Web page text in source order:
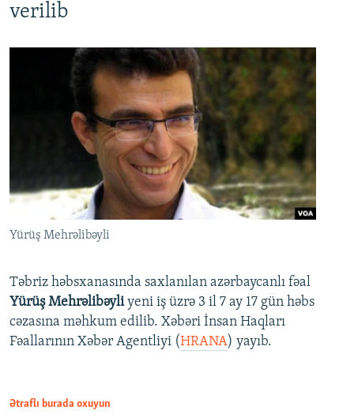
verilib
Yürüş Mehrəlibəyli
Təbriz həbsxanasında saxlanılan azərbaycanlı fəal
Yürüş Mehrəlibəyliyeni iş üzrə 3 il 7 ay 17 gün həbs
cəzasına məhkum edilib. Xəbəri İnsan Haqları
Fəallarının Xəbər Agentliyi (HRANA) yayıb.
Ətraflı burada oxuyun